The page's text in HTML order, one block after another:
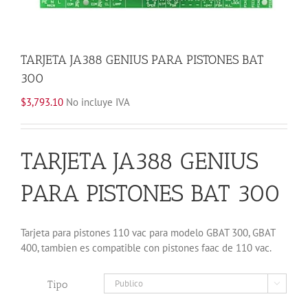
TARJETA JA388 GENIUS PARA PISTONES BAT
300
$3,793.10 No incluye IVA
TARJETA JA388 GENIUS
PARA PISTONES BAT 300
Tarjeta para pistones 110 vac para modelo GBAT 300, GBAT
400, tambien es compatible con pistones faac de 110 vac.
Tipo 